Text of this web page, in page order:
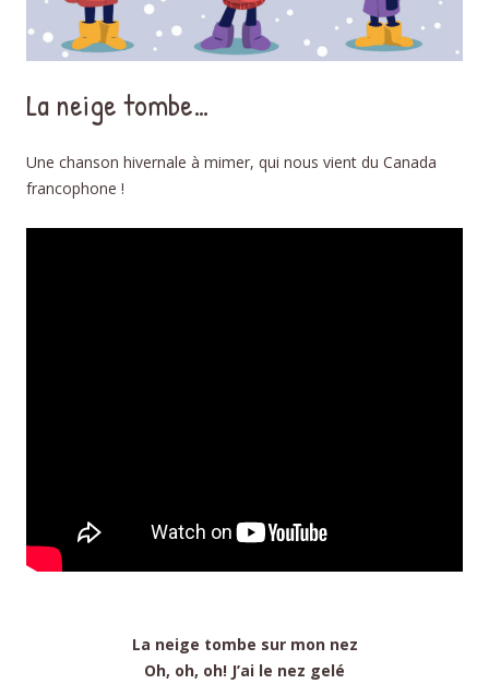
La neige tombe…
Une chanson hivernale à mimer, qui nous vient du Canada
francophone !
La neige tombe sur mon nez
Oh, oh, oh! J’ai le nez gelé